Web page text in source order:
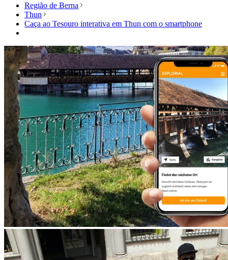
Região de Berna
Thun
Caça ao Tesouro interativa em Thun com o smartphone